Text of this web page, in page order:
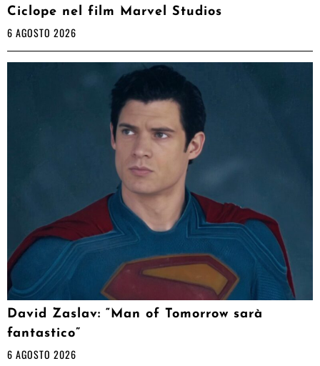
Ciclope nel film Marvel Studios
6 AGOSTO 2026
David Zaslav: “Man of Tomorrow sarà
fantastico”
6 AGOSTO 2026